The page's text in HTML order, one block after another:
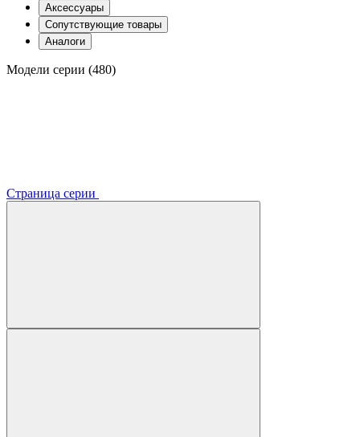
Аксессуары
Сопутствующие товары
Аналоги
Модели серии (480)
Страница серии